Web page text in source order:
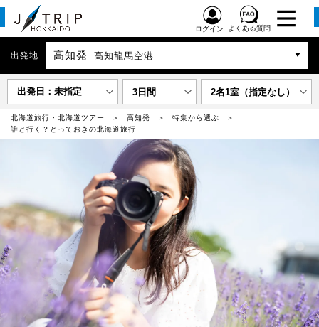
ログイン よくある質問
出発地 高知発 高知龍馬空港
出発日：未指定 3日間 2名1室（指定なし）
北海道旅行・北海道ツアー 高知発
特集から選ぶ
誰と行く？とっておきの北海道旅行